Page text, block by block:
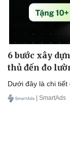
6 bước xây
thủ đến đo
Dưới đây là chi
| SmartAds